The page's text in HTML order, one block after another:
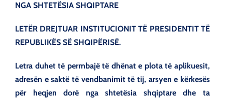
NGA SHTETËSIA SHQIPTARE
LETËR DREJTUAR INSTITUCIONIT TË PRESIDENTIT TË
REPUBLIKËS SË SHQIPËRISË.
Letra duhet të permbajë të dhënat e plota të aplikuesit,
adresën e saktë të vendbanimit të tij, arsyen e kërkesës
për heqjen dorë nga shtetësia shqiptare dhe ta